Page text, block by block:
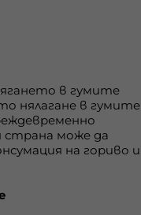
в гумите
нялагане в гумите
страна може да
на гориво и